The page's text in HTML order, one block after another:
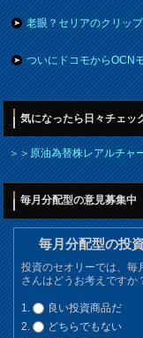
老眼？セリアのクリッ
ついにドコモからOCN
気になったら日々チェッ
＞＞原油為替株レアルチャ
毎月分配型の意見募集中
毎月分配型の投
投資のセオリーでは、毎
さんはどうお考えですか
良い投資商品だ
どちらでもない